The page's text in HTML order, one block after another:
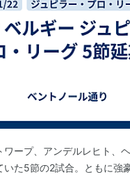
ワープ、アンデルレヒト、
た5節の2試合。ともに強